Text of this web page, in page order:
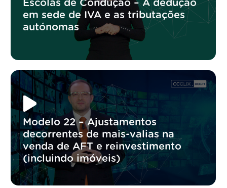
Escolas de Condução – A dedução
em sede de IVA e as tributações
autónomas
Modelo 22 – Ajustamentos
decorrentes de mais-valias na
venda de AFT e reinvestimento
(incluindo imóveis)